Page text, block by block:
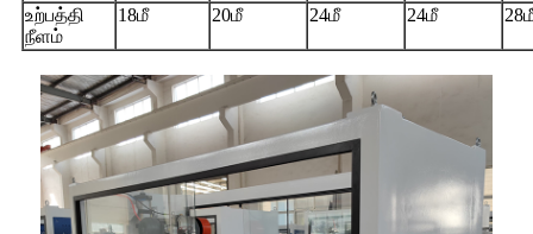
உற்பத்தி
நீளம்
18மீ 20மீ 24மீ 24மீ